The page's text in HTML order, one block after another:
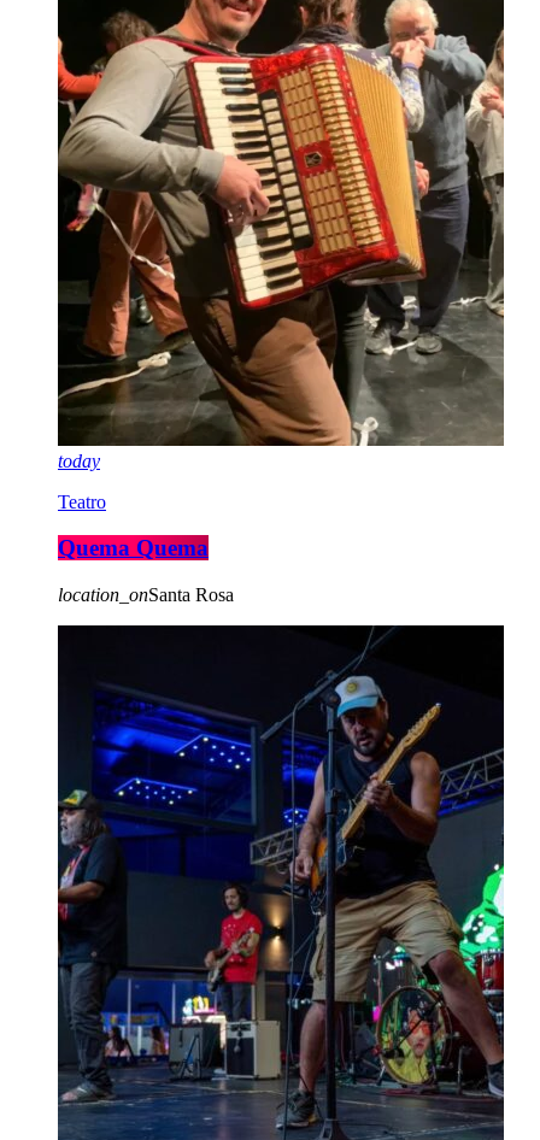
today
Teatro
Quema Quema
location_onSanta Rosa